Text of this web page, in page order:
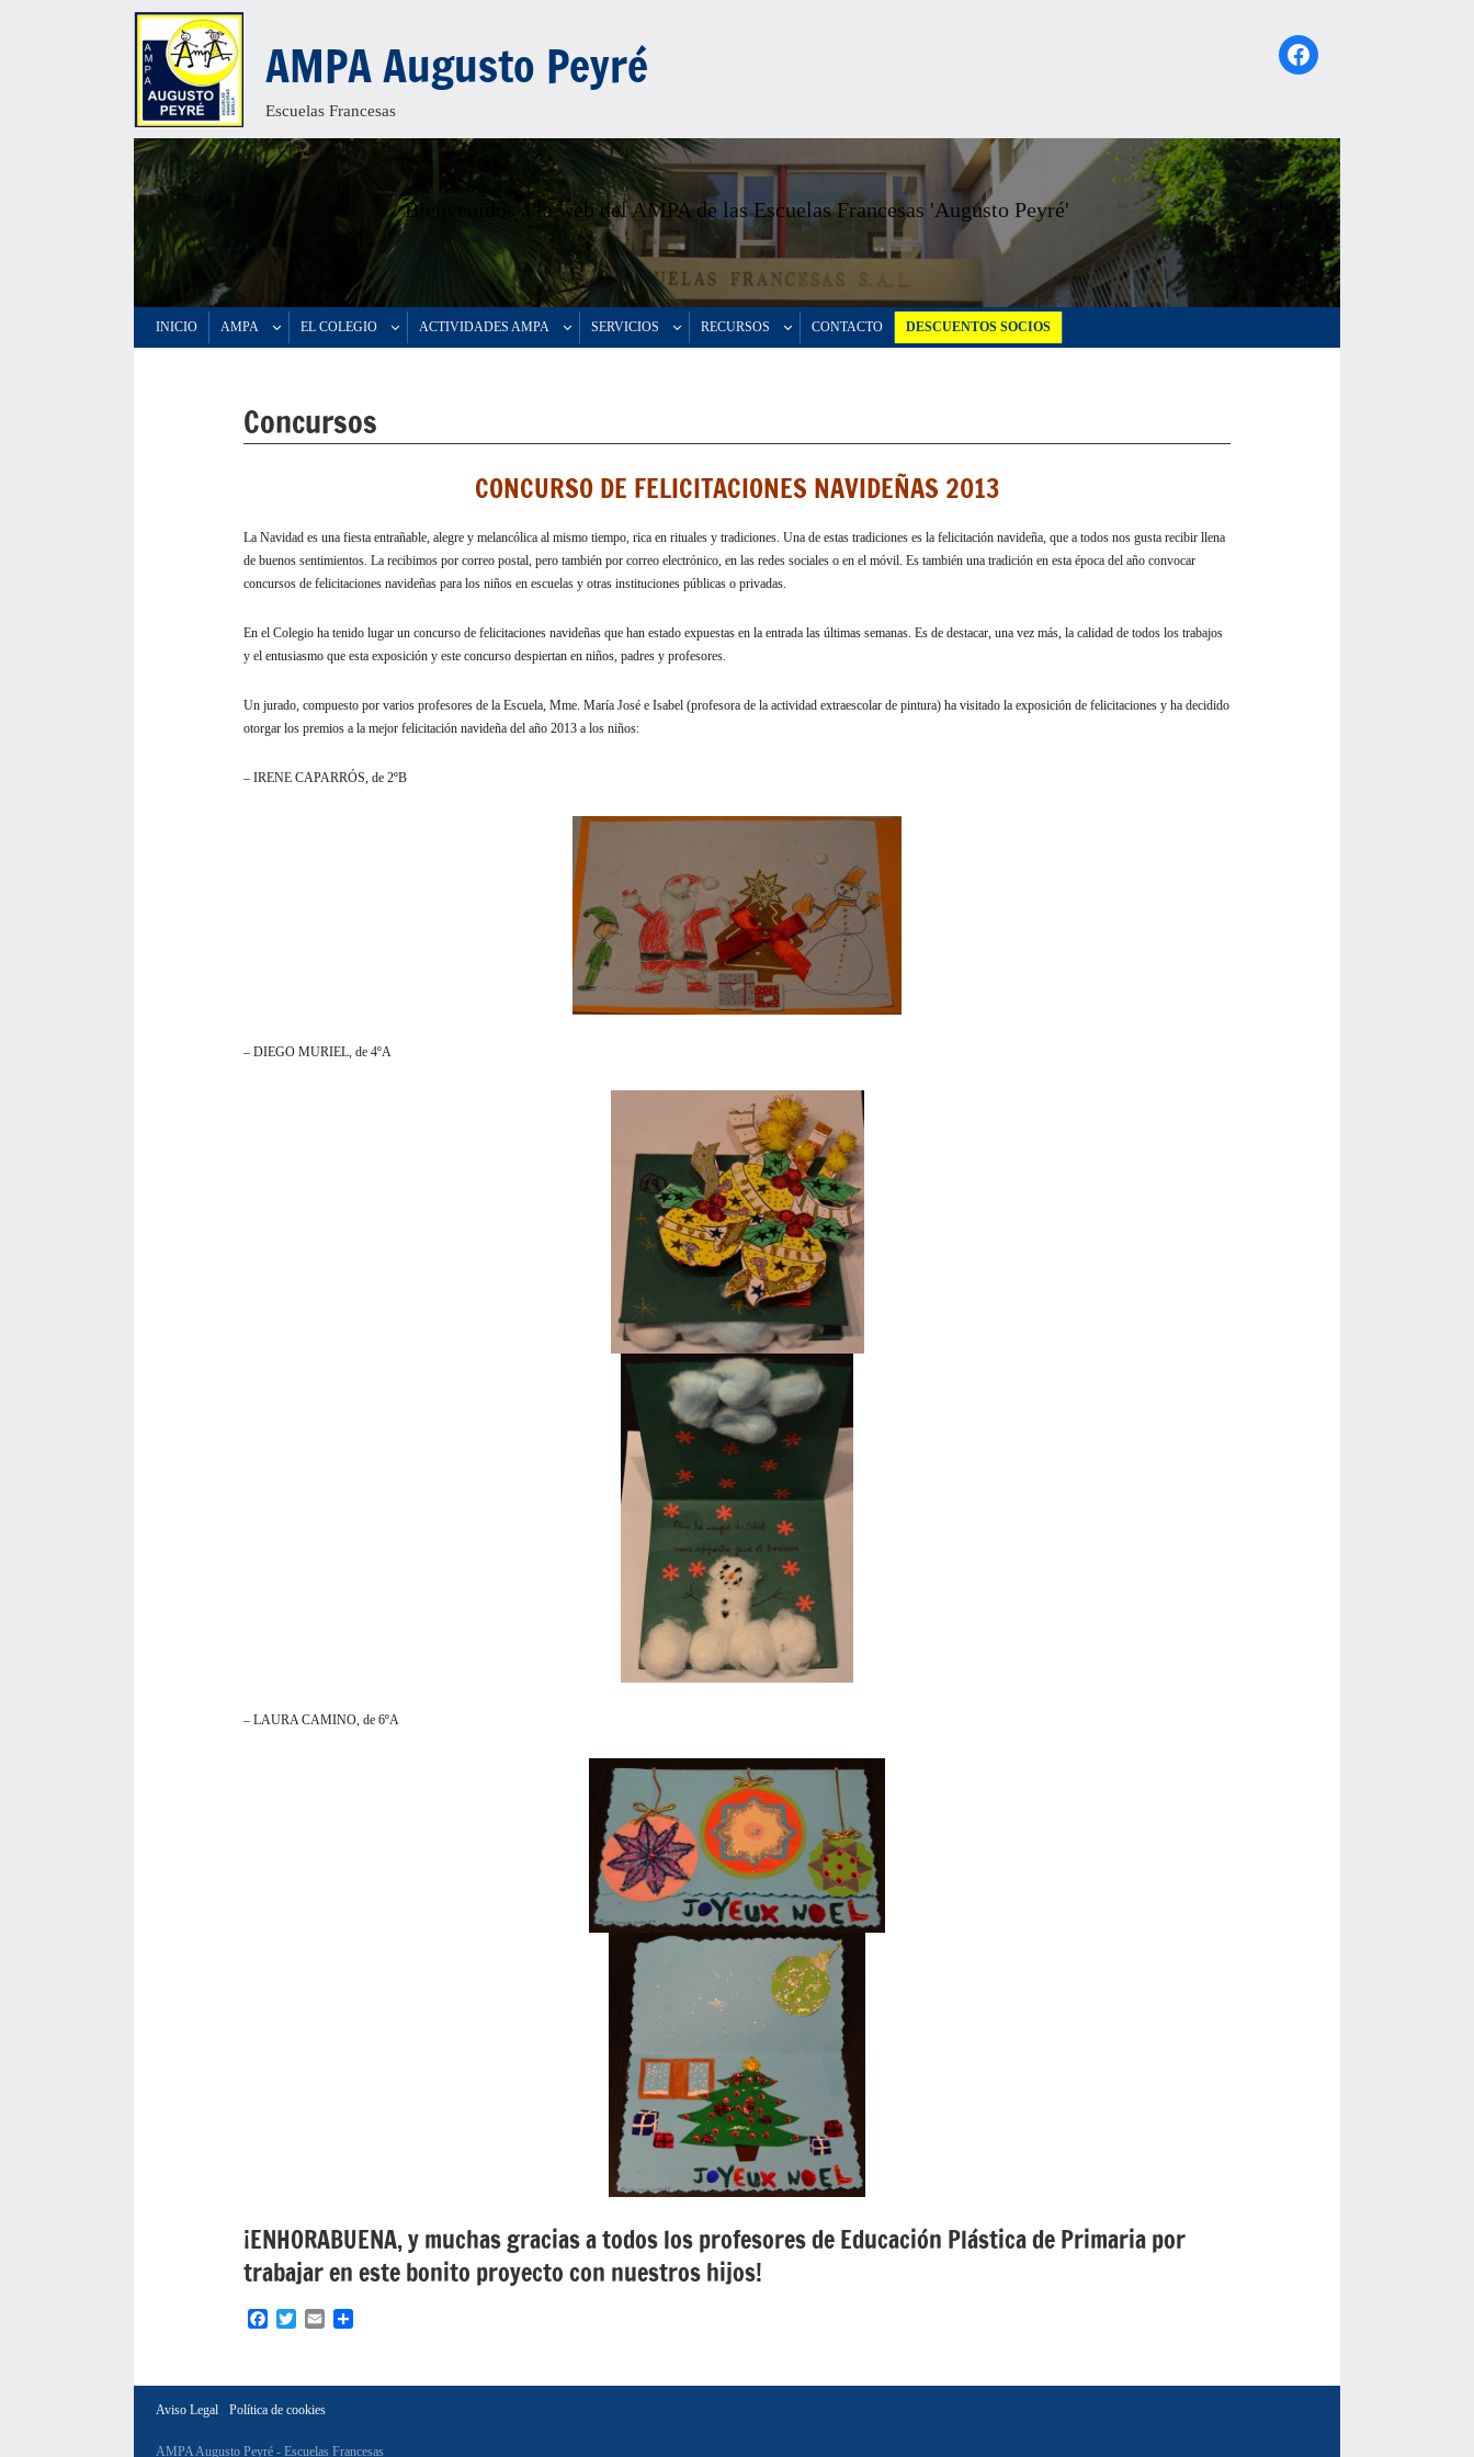
Saltar
al
contenido
AMPA Augusto Peyré
Escuelas Francesas
Facebook
Bienvenidos a la web del AMPA de las Escuelas Francesas 'Augusto Peyré'
INICIO AMPA EL COLEGIO ACTIVIDADES AMPA SERVICIOS RECURSOS CONTACTO DESCUENTOS SOCIOS
Concursos
CONCURSO DE FELICITACIONES NAVIDEÑAS 2013
La Navidad es una fiesta entrañable, alegre y melancólica al mismo tiempo, rica en rituales y tradiciones. Una de estas tradiciones es la felicitación navideña, que a todos nos gusta recibir llena
de buenos sentimientos. La recibimos por correo postal, pero también por correo electrónico, en las redes sociales o en el móvil. Es también una tradición en esta época del año convocar
concursos de felicitaciones navideñas para los niños en escuelas y otras instituciones públicas o privadas.
En el Colegio ha tenido lugar un concurso de felicitaciones navideñas que han estado expuestas en la entrada las últimas semanas. Es de destacar, una vez más, la calidad de todos los trabajos
y el entusiasmo que esta exposición y este concurso despiertan en niños, padres y profesores.
Un jurado, compuesto por varios profesores de la Escuela, Mme. María José e Isabel (profesora de la actividad extraescolar de pintura) ha visitado la exposición de felicitaciones y ha decidido
otorgar los premios a la mejor felicitación navideña del año 2013 a los niños:
– IRENE CAPARRÓS, de 2ºB
– DIEGO MURIEL, de 4ºA
– LAURA CAMINO, de 6ºA
¡ENHORABUENA, y muchas gracias a todos los profesores de Educación Plástica de Primaria por
trabajar en este bonito proyecto con nuestros hijos!
FacebookTwitterEmail
Aviso Legal Política de cookies
AMPA Augusto Peyré - Escuelas Francesas